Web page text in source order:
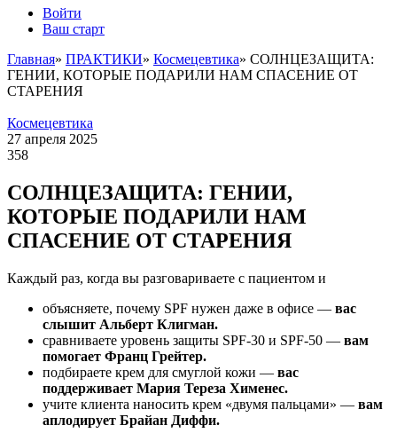
Войти
Ваш старт
Главная» ПРАКТИКИ» Космецевтика» СОЛНЦЕЗАЩИТА:
ГЕНИИ, КОТОРЫЕ ПОДАРИЛИ НАМ СПАСЕНИЕ ОТ
СТАРЕНИЯ
Космецевтика
27 апреля 2025
358
СОЛНЦЕЗАЩИТА: ГЕНИИ,
КОТОРЫЕ ПОДАРИЛИ НАМ
СПАСЕНИЕ ОТ СТАРЕНИЯ
Каждый раз, когда вы разговариваете с пациентом и
объясняете, почему SPF нужен даже в офисе — вас
слышит Альберт Клигман.
сравниваете уровень защиты SPF-30 и SPF-50 — вам
помогает Франц Грейтер.
подбираете крем для смуглой кожи — вас
поддерживает Мария Тереза Хименес.
учите клиента наносить крем «двумя пальцами» — вам
аплодирует Брайан Диффи.